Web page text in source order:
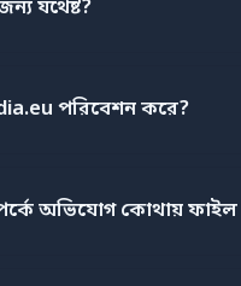
যথেষ্ট?
পরিবেশন করে?
অভিযোগ কোথায়